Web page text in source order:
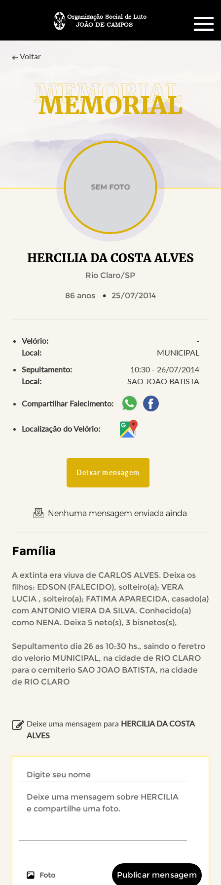
JOÃO DE CAMPOS
Organização Social de Luto
SOBRE NÓS
PLANO FUNERÁRIO
MENSAGENS
MEMORIAL
Voltar
HERCILIA DA COSTA ALVES
Rio Claro/SP
86 anos 25/07/2014
Velório:
-
Local:
MUNICIPAL
Sepultamento:
10:30 - 26/07/2014
Local:
SAO JOAO BATISTA
Compartilhar Falecimento:
Localização do Velório:
Deixar mensagem
Nenhuma mensagem enviada ainda
Família
A extinta era viuva de CARLOS ALVES. Deixa os
filhos: EDSON (FALECIDO), solteiro(a); VERA
LUCIA , solteiro(a); FATIMA APARECIDA, casado(a)
com ANTONIO VIERA DA SILVA. Conhecido(a)
como NENA. Deixa 5 neto(s), 3 bisnetos(s),
Sepultamento dia 26 as 10:30 hs., saindo o feretro
do velorio MUNICIPAL, na cidade de RIO CLARO
para o cemiterio SAO JOAO BATISTA, na cidade
de RIO CLARO
Deixe uma mensagem para HERCILIA DA COSTA
ALVES
Foto Publicar mensagem